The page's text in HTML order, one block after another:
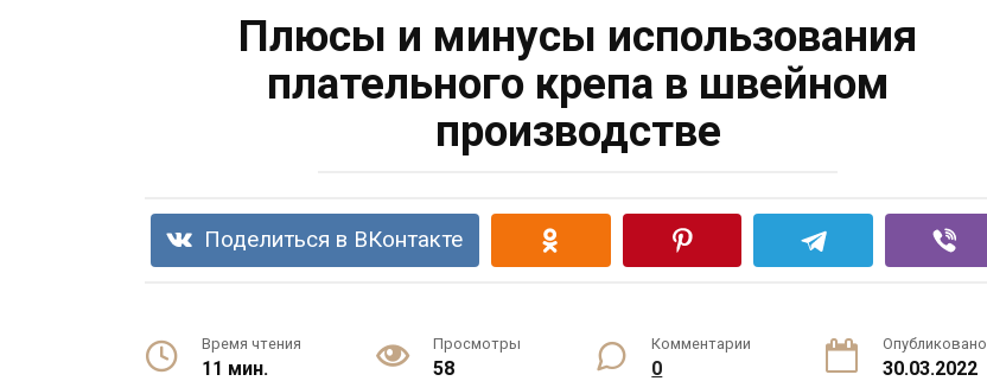
Плюсы и минусы использования
плательного крепа в швейном
производстве
Поделиться в ВКонтакте
Время чтения
11 мин.
Просмотры
58
Комментарии
0
Опубликовано
30.03.2022